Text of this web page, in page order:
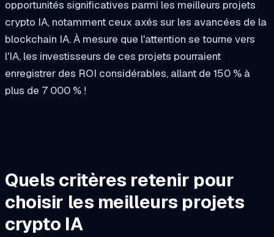
opportunités significatives parmi les meilleurs projets
crypto IA, notamment ceux axés sur les avancées de la
blockchain IA. À mesure que l'attention se tourne vers
l'IA, les investisseurs de ces projets pourraient
enregistrer des ROI considérables, allant de 150 % à
plus de 7 000 % !
Quels critères retenir pour
choisir les meilleurs projets
crypto IA